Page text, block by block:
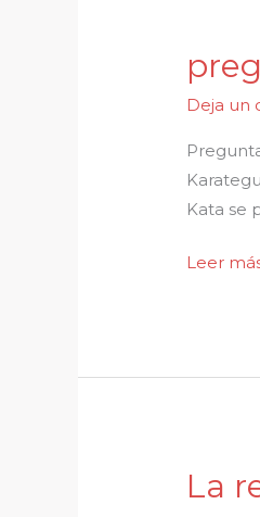
Deja un
Kata se
de
examen
para
jueces
de
y
Leer
La
La